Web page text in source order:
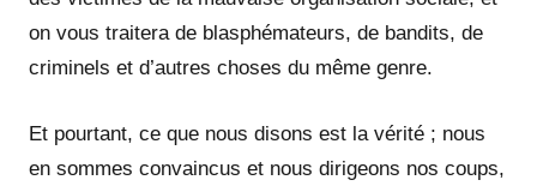
on vous traitera de blasphémateurs, de bandits, de
criminels et d’autres choses du même genre.
Et pourtant, ce que nous disons est la vérité ; nous
en sommes convaincus et nous dirigeons nos coups,